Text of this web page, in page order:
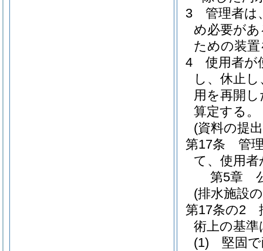
3
管理者は
め必要が
ための装
4
使用者が
し、休止
用を再開
算定する。
(資料の提
第17条
管
て、使用
第5章
(排水施設
第17条の2
術上の基
(1)
堅固